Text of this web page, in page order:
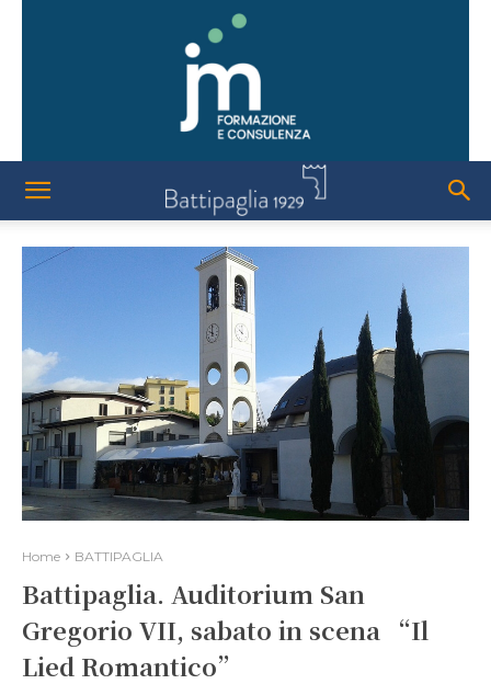
Home BATTIPAGLIA
Battipaglia. Auditorium San
Gregorio VII, sabato in scena “Il
Lied Romantico”